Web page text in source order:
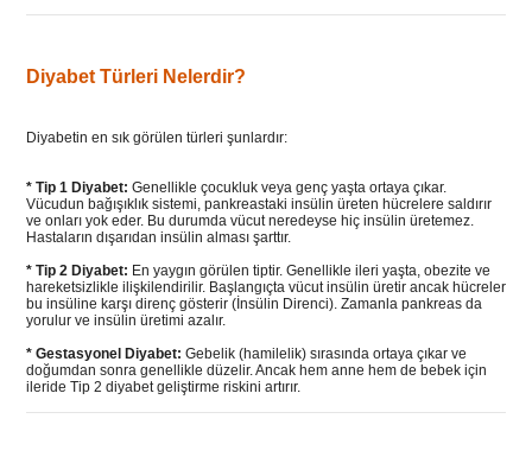
Diyabet Türleri Nelerdir?
Diyabetin en sık görülen türleri şunlardır:
* Tip 1 Diyabet: Genellikle çocukluk veya genç yaşta ortaya çıkar.
Vücudun bağışıklık sistemi, pankreastaki insülin üreten hücrelere saldırır
ve onları yok eder. Bu durumda vücut neredeyse hiç insülin üretemez.
Hastaların dışarıdan insülin alması şarttır.
* Tip 2 Diyabet: En yaygın görülen tiptir. Genellikle ileri yaşta, obezite ve
hareketsizlikle ilişkilendirilir. Başlangıçta vücut insülin üretir ancak hücreler
bu insüline karşı direnç gösterir (İnsülin Direnci). Zamanla pankreas da
yorulur ve insülin üretimi azalır.
* Gestasyonel Diyabet: Gebelik (hamilelik) sırasında ortaya çıkar ve
doğumdan sonra genellikle düzelir. Ancak hem anne hem de bebek için
ileride Tip 2 diyabet geliştirme riskini artırır.